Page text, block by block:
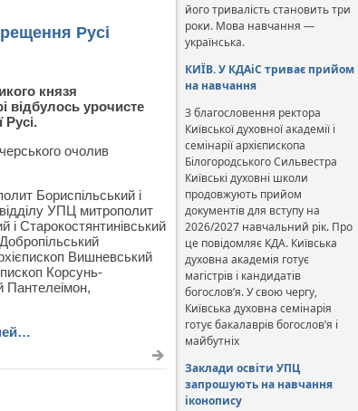
Русі
князя
відбулось урочисте
Русі.
очолив
Бориспільський і
УПЦ митрополит
Старокостянтинівський
Вишневський
Корсунь-
Пантелеімон,
його тривалість становить три
роки. Мова навчання —
українська.
КИЇВ. У КДАіС триває прийом
на навчання
З благословення ректора
Київської духовної академії і
семінарії архієпископа
Білогородського Сильвестра
Київські духовні школи
продовжують прийом
документів для вступу на
2026/2027 навчальний рік. Про
це повідомляє КДА. Київська
духовна академія готує
магістрів і кандидатів
богослов’я. У свою чергу,
Київська духовна семінарія
готує бакалаврів богослов’я і
майбутніх
Заклади освіти УПЦ
запрошують на навчання
іконопису